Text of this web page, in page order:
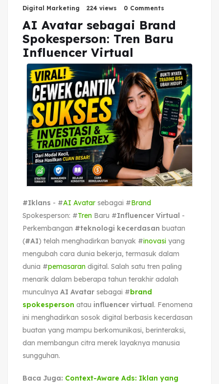
Digital Marketing 224 views 0 Comments
AI Avatar sebagai Brand
Spokesperson: Tren Baru
Influencer Virtual
#Iklans - #AI Avatar sebagai #Brand
Spokesperson: #Tren Baru #Influencer Virtual -
Perkembangan #teknologi kecerdasan buatan
(#AI) telah menghadirkan banyak #inovasi yang
mengubah cara dunia bekerja, termasuk dalam
dunia #pemasaran digital. Salah satu tren paling
menarik dalam beberapa tahun terakhir adalah
munculnya AI Avatar sebagai #brand
spokesperson atau influencer virtual. Fenomena
ini menghadirkan sosok digital berbasis kecerdasan
buatan yang mampu berkomunikasi, berinteraksi,
dan membangun citra merek layaknya manusia
sungguhan.
Baca Juga: Context-Aware Ads: Iklan yang